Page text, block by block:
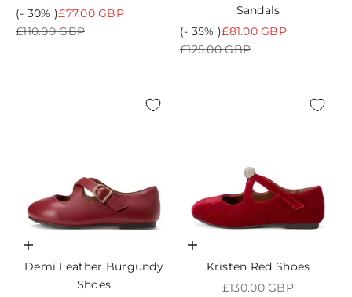
(- 30% )Prix de vente
£77.00 GBP
Prix normal
£110.00 GBP
Sandals
(- 35% )Prix de vente
£81.00 GBP
Prix normal
£125.00 GBP
Choisir les options
Demi Leather Burgundy
Shoes
Choisir les options
Kristen Red Shoes
Prix de vente
£130.00 GBP